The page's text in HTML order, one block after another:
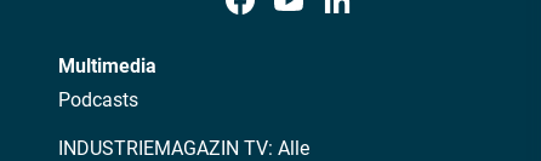
Multimedia
Podcasts
INDUSTRIEMAGAZIN TV: Alle